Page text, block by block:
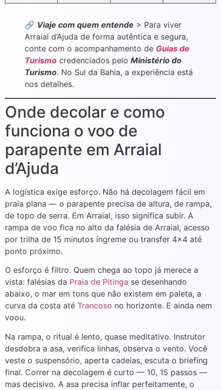
🔗 Viaje com quem entende > Para viver
Arraial d’Ajuda de forma autêntica e segura,
conte com o acompanhamento de Guias de
Turismo credenciados pelo Ministério do
Turismo. No Sul da Bahia, a experiência está
nos detalhes.
Onde decolar e como
funciona o voo de
parapente em Arraial
d’Ajuda
A logística exige esforço. Não há decolagem fácil em
praia plana — o parapente precisa de altura, de rampa,
de topo de serra. Em Arraial, isso significa subir. A
rampa de voo fica no alto da falésia de Arraial, acesso
por trilha de 15 minutos íngreme ou transfer 4×4 até
ponto próximo.
O esforço é filtro. Quem chega ao topo já merece a
vista: falésias da Praia de Pitinga se desenhando
abaixo, o mar em tons que não existem em paleta, a
curva da costa até Trancoso no horizonte. E ainda nem
voou.
Na rampa, o ritual é lento, quase meditativo. Instrutor
desdobra a asa, verifica linhas, observa o vento. Você
veste o suspensório, aperta cadeias, escuta o briefing
final. Correr na decolagem é curto — 10, 15 passos —
mas decisivo. A asa precisa inflar perfeitamente, o